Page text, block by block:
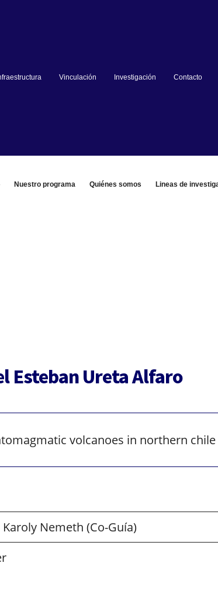
Vinculación Investigación Contacto
Nuestro programa Quiénes somos Lineas de
Esteban Ureta Alfaro
volcanoes in northern chile
Nemeth (Co-Guía)